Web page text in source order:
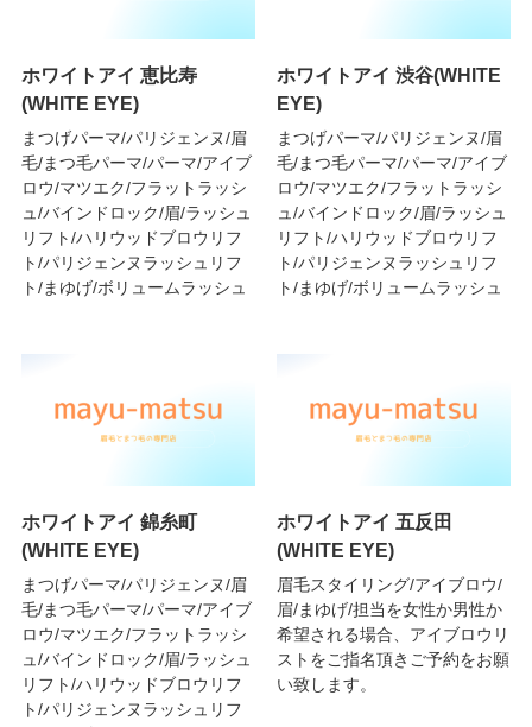
ホワイトアイ 恵比寿
(WHITE EYE)
まつげパーマ/パリジェンヌ/眉
毛/まつ毛パーマ/パーマ/アイブ
ロウ/マツエク/フラットラッシ
ュ/バインドロック/眉/ラッシュ
リフト/ハリウッドブロウリフ
ト/パリジェンヌラッシュリフ
ト/まゆげ/ボリュームラッシュ
ホワイトアイ 渋谷(WHITE
EYE)
まつげパーマ/パリジェンヌ/眉
毛/まつ毛パーマ/パーマ/アイブ
ロウ/マツエク/フラットラッシ
ュ/バインドロック/眉/ラッシュ
リフト/ハリウッドブロウリフ
ト/パリジェンヌラッシュリフ
ト/まゆげ/ボリュームラッシュ
ホワイトアイ 錦糸町
(WHITE EYE)
まつげパーマ/パリジェンヌ/眉
毛/まつ毛パーマ/パーマ/アイブ
ロウ/マツエク/フラットラッシ
ュ/バインドロック/眉/ラッシュ
リフト/ハリウッドブロウリフ
ト/パリジェンヌラッシュリフ
ホワイトアイ 五反田
(WHITE EYE)
眉毛スタイリング/アイブロウ/
眉/まゆげ/担当を女性か男性か
希望される場合、アイブロウリ
ストをご指名頂きご予約をお願
い致します。